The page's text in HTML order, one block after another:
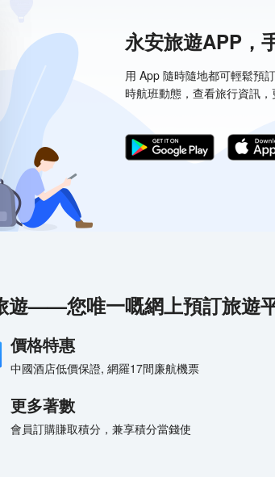
永安旅遊APP，
用 App 隨時隨地都可輕鬆預
時航班動態，查看旅行資訊，
遊——您唯一嘅網上預訂旅遊
價格特惠
中國酒店低價保證, 網羅17間廉航機票
更多著數
會員訂購賺取積分，兼享積分當錢使